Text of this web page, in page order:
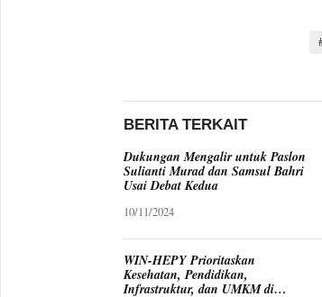
BERITA TERKAIT
Dukungan Mengalir untuk Paslon
Sulianti Murad dan Samsul Bahri
Usai Debat Kedua
10/11/2024
WIN-HEPY Prioritaskan
Kesehatan, Pendidikan,
Infrastruktur, dan UMKM di